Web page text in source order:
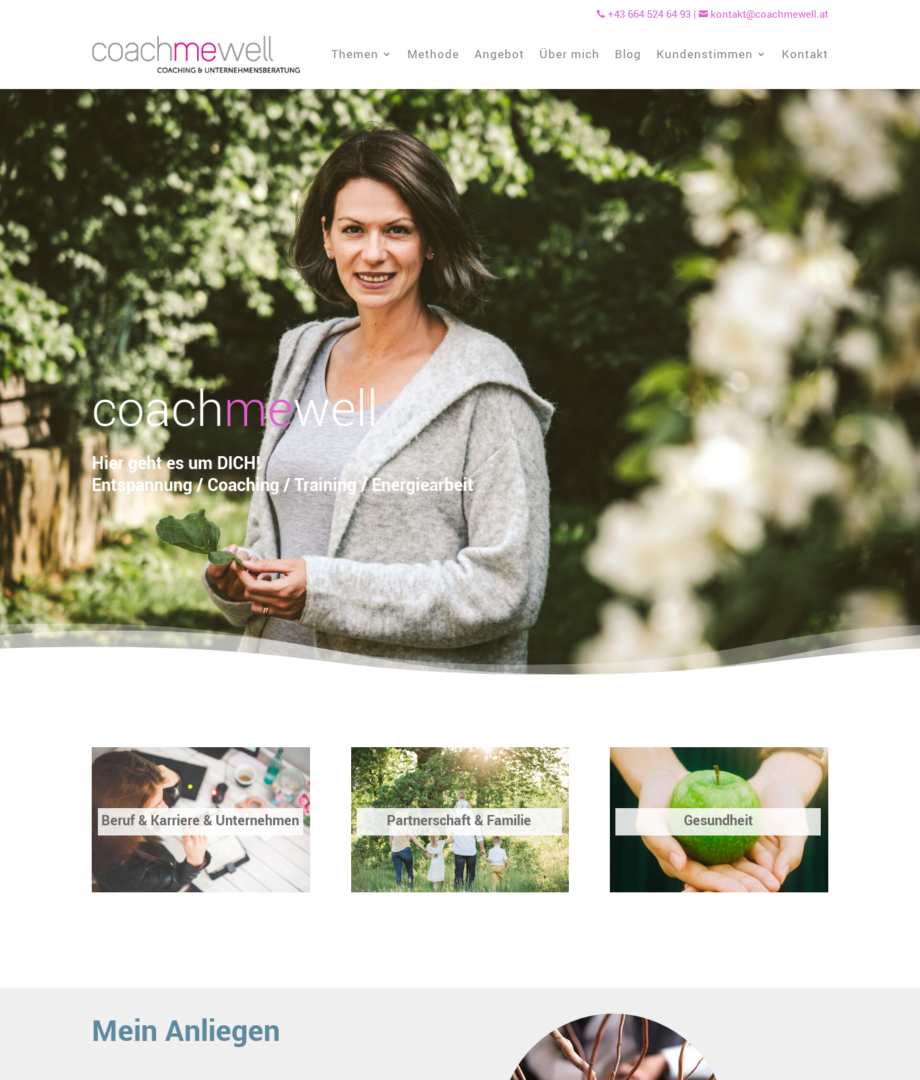
 +43 664 524 64 93| kontakt@coachmewell.at
Themen Methode Angebot Über mich Blog Kundenstimmen Kontakt
coachmewell
Hier geht es um DICH!
Entspannung / Coaching / Training / Energiearbeit
Beruf & Karriere & Unternehmen Partnerschaft & Familie Gesundheit
Mein Anliegen